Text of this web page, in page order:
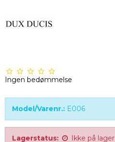
Ingen bedømmelse
Model/Varenr.: E006
Lagerstatus: Ikke på lager